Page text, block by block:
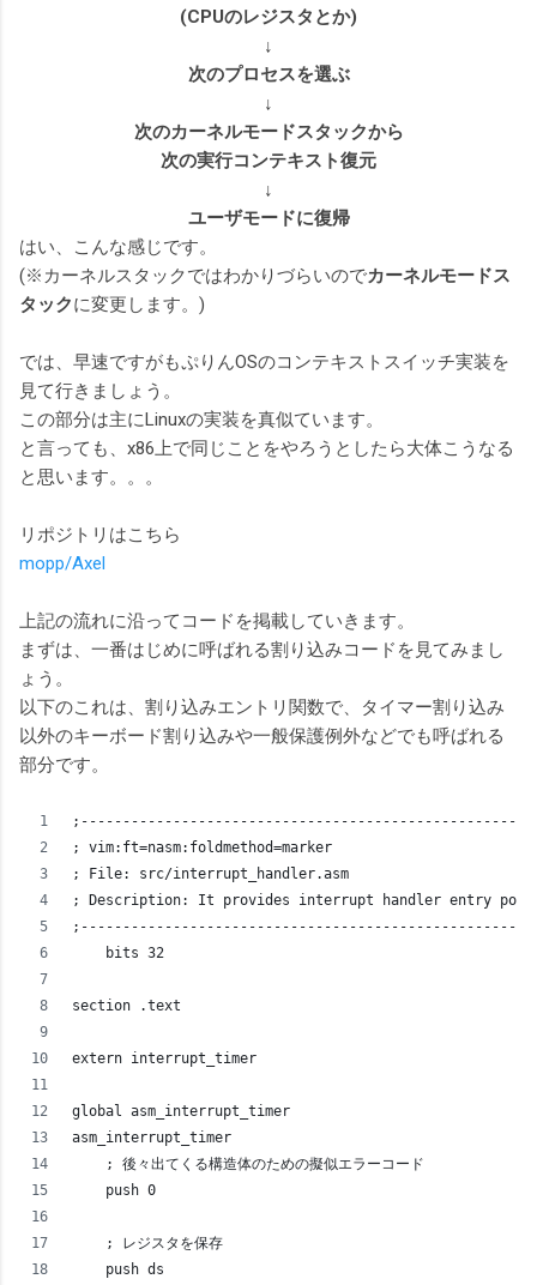
(CPUのレジスタとか)
↓
次のプロセスを選ぶ
↓
次のカーネルモードスタックから
次の実行コンテキスト復元
↓
ユーザモードに復帰
はい、こんな感じです。
(※カーネルスタックではわかりづらいのでカーネルモードス
タックに変更します。)
では、早速ですがもぷりんOSのコンテキストスイッチ実装を
見て行きましょう。
この部分は主にLinuxの実装を真似ています。
と言っても、x86上で同じことをやろうとしたら大体こうなる
と思います。。。
リポジトリはこちら
mopp/Axel
上記の流れに沿ってコードを掲載していきます。
まずは、一番はじめに呼ばれる割り込みコードを見てみまし
ょう。
以下のこれは、割り込みエントリ関数で、タイマー割り込み
以外のキーボード割り込みや一般保護例外などでも呼ばれる
部分です。
; vim:ft=nasm:foldmethod=marker
; File: src/interrupt_handler.asm
; Description: It provides interrupt handler entry
    bits 32
section .text
extern interrupt_timer
global asm_interrupt_timer
asm_interrupt_timer
    ; 後々出てくる構造体のための擬似エラーコード
    push 0
    ; レジスタを保存
    push ds